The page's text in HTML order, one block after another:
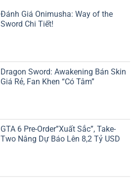
Đánh Giá Onimusha: Way of the
Sword Chi Tiết!
Dragon Sword: Awakening Bán Skin
Giá Rẻ, Fan Khen “Có Tâm”
GTA 6 Pre-Order”Xuất Sắc”, Take-
Two Nâng Dự Báo Lên 8,2 Tỷ USD